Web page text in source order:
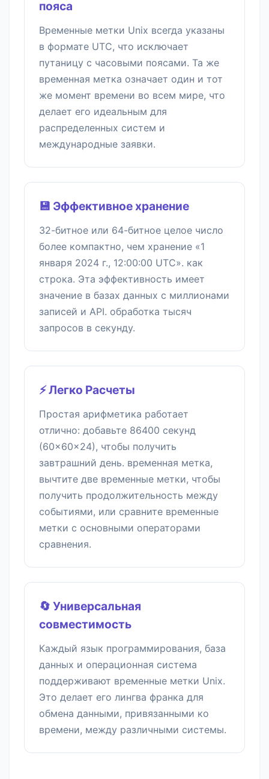
пояса
Временные метки Unix всегда указаны
в формате UTC, что исключает
путаницу с часовыми поясами. Та же
временная метка означает один и тот
же момент времени во всем мире, что
делает его идеальным для
распределенных систем и
международные заявки.
💾 Эффективное хранение
32-битное или 64-битное целое число
более компактно, чем хранение «1
января 2024 г., 12:00:00 UTC». как
строка. Эта эффективность имеет
значение в базах данных с миллионами
записей и API. обработка тысяч
запросов в секунду.
⚡ Легко Расчеты
Простая арифметика работает
отлично: добавьте 86400 секунд
(60×60×24), чтобы получить
завтрашний день. временная метка,
вычтите две временные метки, чтобы
получить продолжительность между
событиями, или сравните временные
метки с основными операторами
сравнения.
🔄 Универсальная
совместимость
Каждый язык программирования, база
данных и операционная система
поддерживают временные метки Unix.
Это делает его лингва франка для
обмена данными, привязанными ко
времени, между различными системы.